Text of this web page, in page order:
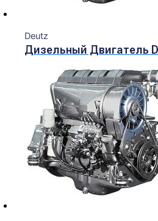
Deutz
Дизельный Двигатель